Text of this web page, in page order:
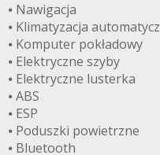
⦁ Nawigacja
⦁ Klimatyzacja
⦁ Komputer pokładowy
⦁ Elektryczne szyby
⦁ Elektryczne lusterka
⦁ ABS
⦁ ESP
⦁ Poduszki powietrzne
⦁ Bluetooth